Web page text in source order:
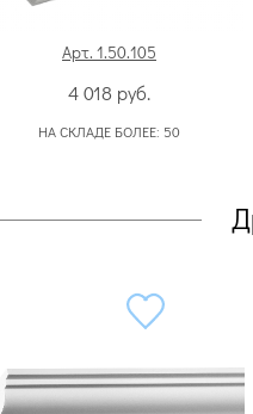
Арт. 1.50.105
4 018 руб.
НА СКЛАДЕ БОЛЕЕ: 50